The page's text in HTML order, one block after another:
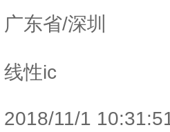
广东省/深圳
线性ic
2018/11/1